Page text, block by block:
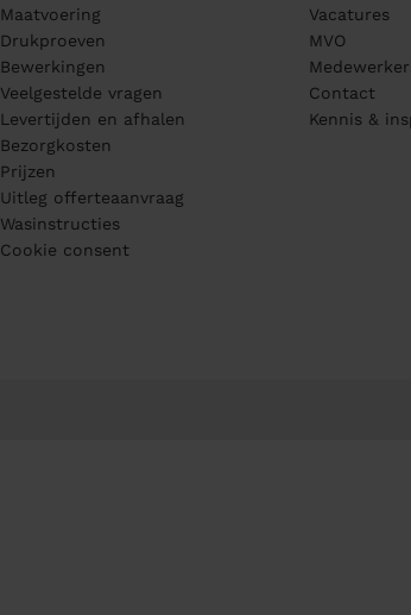
Maatvoering
Drukproeven
Bewerkingen
Veelgestelde vragen
Levertijden en afhalen
Bezorgkosten
Prijzen
Uitleg offerteaanvraag
Wasinstructies
Cookie consent
Vacatures
MVO
Contact
Kennis &